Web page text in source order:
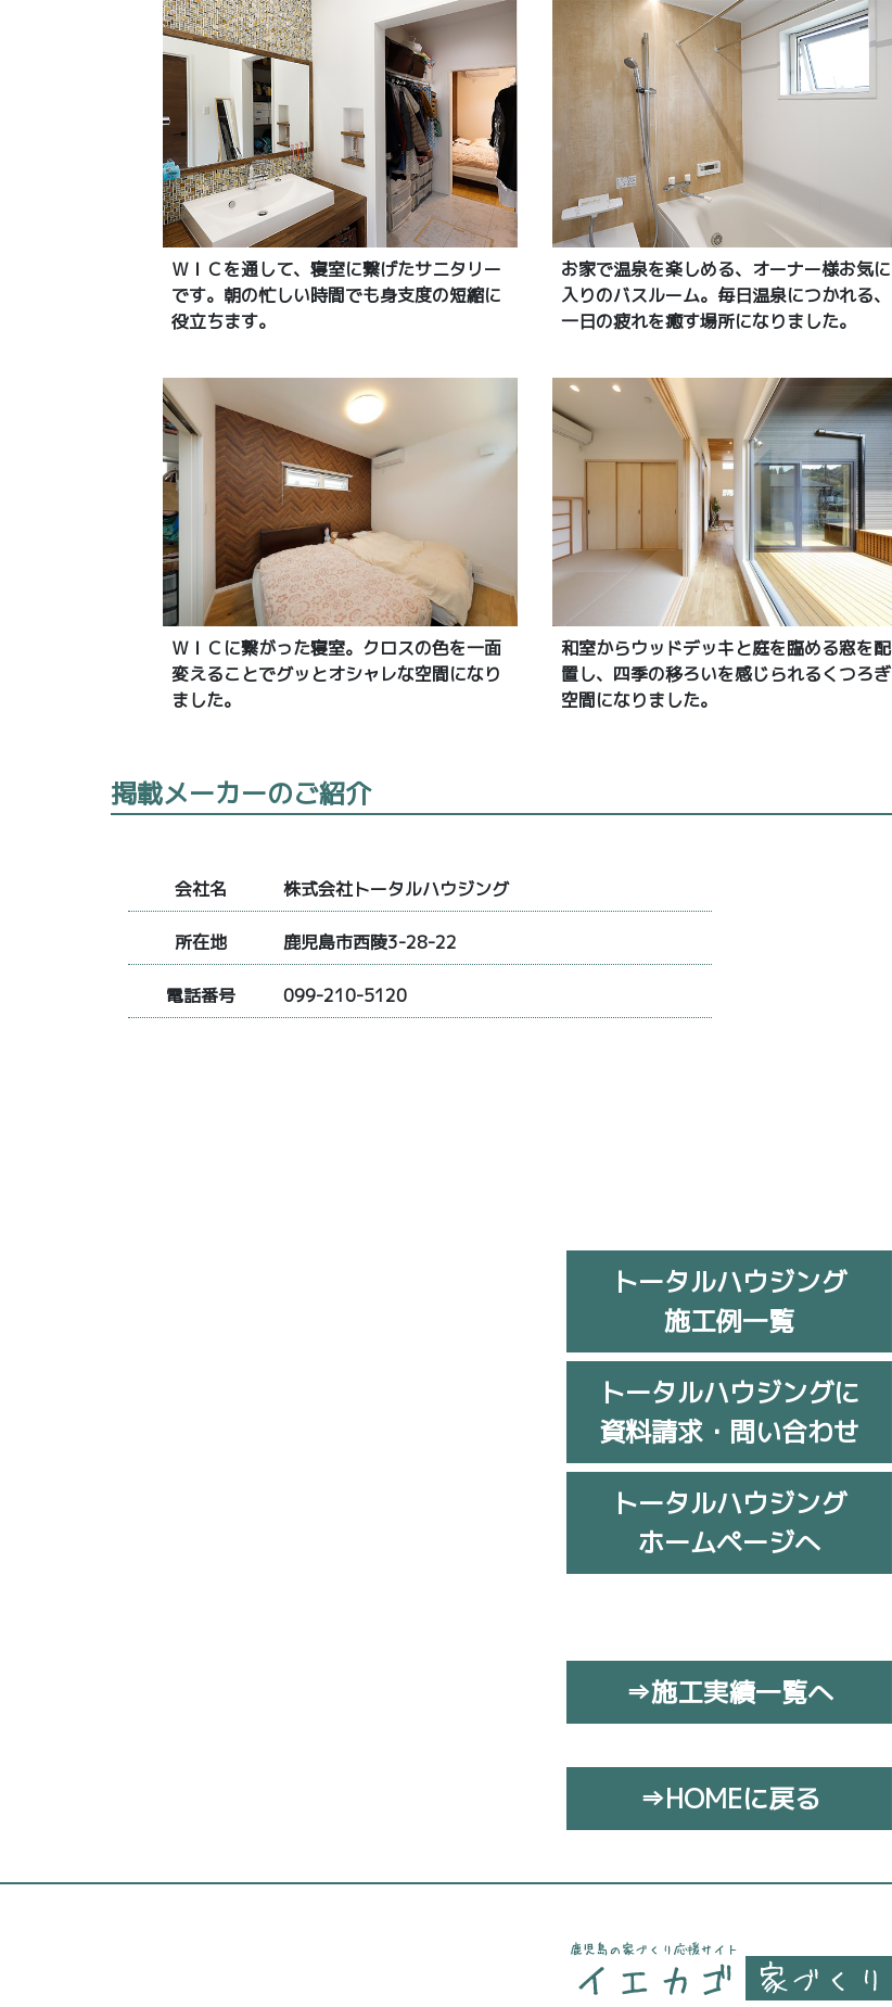
ＷＩＣを通して、寝室に繋げたサニタリー
です。朝の忙しい時間でも身支度の短縮に
役立ちます。
お家で温泉を楽しめる、オーナー様お気に
入りのバスルーム。毎日温泉につかれる、
一日の疲れを癒す場所になりました。
ＷＩＣに繋がった寝室。クロスの色を一面
変えることでグッとオシャレな空間になり
ました。
和室からウッドデッキと庭を臨める窓を配
置し、四季の移ろいを感じられるくつろぎ
空間になりました。
掲載メーカーのご紹介
会社名 株式会社トータルハウジング
所在地 鹿児島市西陵3-28-22
電話番号 099-210-5120
トータルハウジング
施工例一覧
トータルハウジングに
資料請求・問い合わせ
トータルハウジング
ホームページへ
⇒施工実績一覧へ
⇒HOMEに戻る